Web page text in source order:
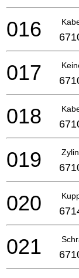
016
017
018
019
020
021